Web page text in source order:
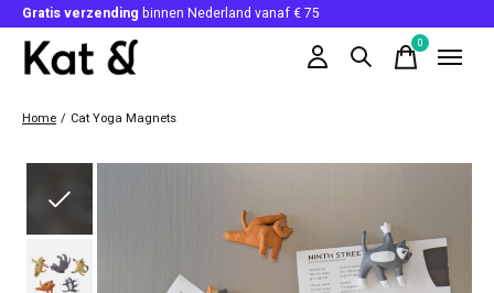
Gratis verzending binnen Nederland vanaf € 75
0items
Home / Cat Yoga Magnets